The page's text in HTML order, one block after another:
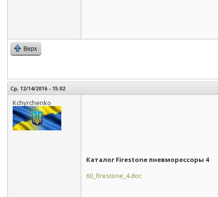
Верх
Ср, 12/14/2016 - 15:02
Kchyrchenko
Каталог Firestone пневморессоры 4
60_firestone_4.doc